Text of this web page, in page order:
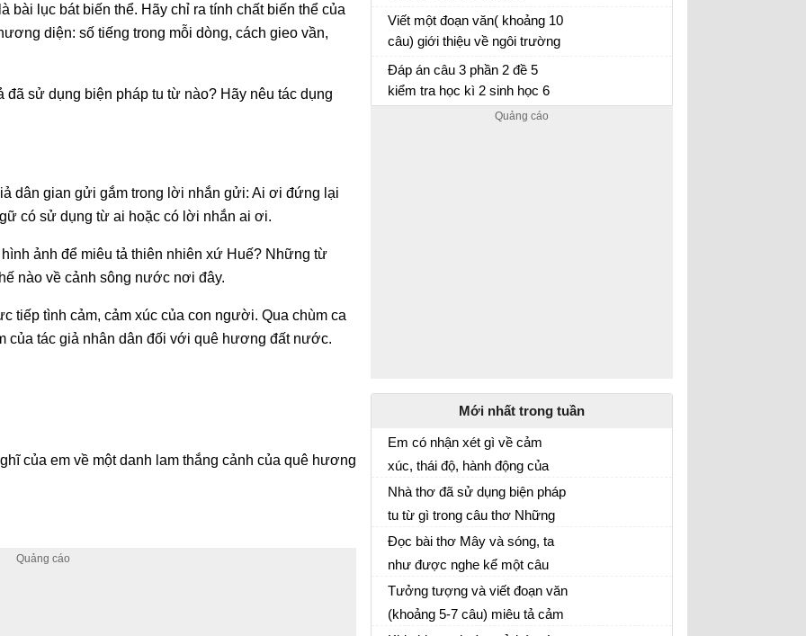
bài lục bát biến thể. Hãy chỉ ra tính chất biến thể của
diện: số tiếng trong mỗi dòng, cách gieo vần,
sử dụng biện pháp tu từ nào? Hãy nêu tác dụng
dân gian gửi gắm trong lời nhắn gửi: Ai ơi đứng lại
có sử dụng từ ai hoặc có lời nhắn ai ơi.
ảnh để miêu tả thiên nhiên xứ Huế? Những từ
nào về cảnh sông nước nơi đây.
tiếp tình cảm, cảm xúc của con người. Qua chùm ca
của tác giả nhân dân đối với quê hương đất nước.
của em về một danh lam thắng cảnh của quê hương
Viết một đoạn văn( khoảng 10
câu) giới thiệu về ngôi trường
mà em đang theo học. Trong
đoạn văn đó có sử dụng danh
từ riêng
Đáp án câu 3 phần 2 đề 5
kiểm tra học kì 2 sinh học 6
Mới nhất trong tuần
Em có nhận xét gì về cảm
xúc, thái độ, hành động của
nhân vật tôi trước khi xem
bức chân dung do em gái
mình vẽ
Câu 3 trang 51 SGK Ngữ văn 6 KNTT
Nhà thơ đã sử dụng biện pháp
tu từ gì trong câu thơ Những
làn gió thơ ngây.
Những làn gió thơ ngây sử dụng biện pháp tu từ
Đọc bài thơ Mây và sóng, ta
như được nghe kể một câu
chuyện. Theo em, ai đang kể
chuyện với ai và kể về điều gì.
Soạn bài Mây và sóng
Tưởng tượng và viết đoạn văn
(khoảng 5-7 câu) miêu tả cảm
Đoạn văn miêu tả cảm xúc của nhân vật cáo